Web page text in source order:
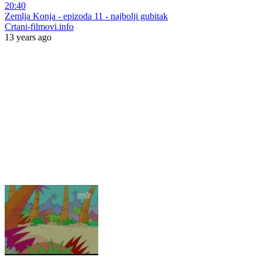
20:40
Zemlja Konja - epizoda 11 - najbolji gubitak
Crtani-filmovi.info
13 years ago